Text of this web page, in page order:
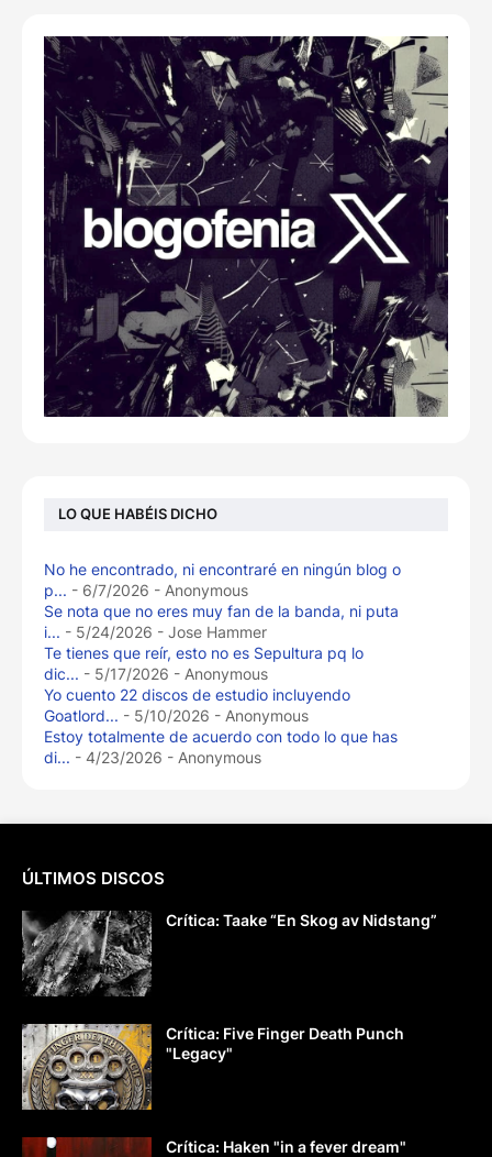
LO QUE HABÉIS DICHO
No he encontrado, ni encontraré en ningún blog o
p... - 6/7/2026 - Anonymous
Se nota que no eres muy fan de la banda, ni puta
i... - 5/24/2026 - Jose Hammer
Te tienes que reír, esto no es Sepultura pq lo
dic... - 5/17/2026 - Anonymous
Yo cuento 22 discos de estudio incluyendo
Goatlord... - 5/10/2026 - Anonymous
Estoy totalmente de acuerdo con todo lo que has
di... - 4/23/2026 - Anonymous
ÚLTIMOS DISCOS
Crítica: Taake “En Skog av Nidstang”
Crítica: Five Finger Death Punch
"Legacy"
Crítica: Haken "in a fever dream"